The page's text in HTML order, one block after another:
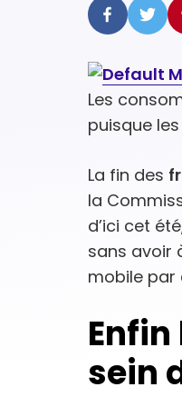
Les
puisque
La fin des
la
d’ici cet
sans avoir
mobile par
sein